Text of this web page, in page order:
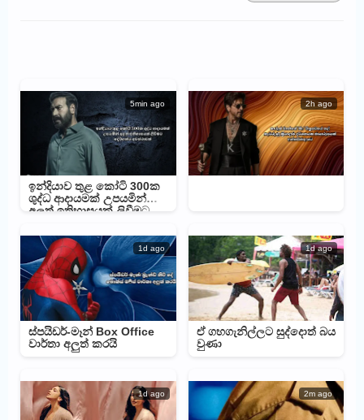
5min ago
ඉන්දියාව තුළ කෝටි 300ක
ශුද්ධ ආදායමක් උපයමින්
අලුත් ඉතිහාසයක් ලිවීමට
2h ago
1d ago
ස්පයිඩර්-මෑන් Box Office
වාර්තා අලුත් කරයි
1d ago
ඒ ගහගැනිල්ලට සුද්දොත් බය
වුණා
1d ago 2m ago